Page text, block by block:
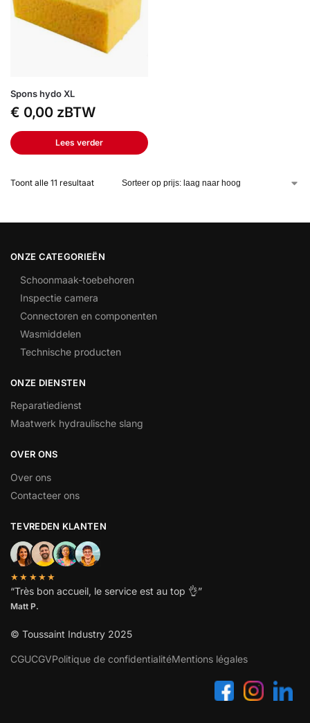
Spons hydo XL
€ 0,00 zBTW
Lees verder
Toont alle 11 resultaat
ONZE CATEGORIEËN
Schoonmaak-toebehoren
Inspectie camera
Connectoren en componenten
Wasmiddelen
Technische producten
ONZE DIENSTEN
Reparatiedienst
Maatwerk hydraulische slang
OVER ONS
Over ons
Contacteer ons
TEVREDEN KLANTEN
★★★★★
“Très bon accueil, le service est au top 👌”
Matt P.
© Toussaint Industry 2025
CGUCGVPolitique de confidentialitéMentions légales